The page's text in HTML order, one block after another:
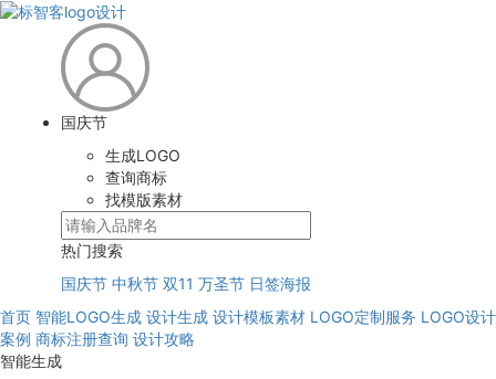
国庆节
生成LOGO
查询商标
找模版素材
热门搜索
国庆节 中秋节 双11 万圣节 日签海报
首页 智能LOGO生成 设计生成 设计模板素材 LOGO定制服务 LOGO设计
案例 商标注册查询 设计攻略
智能生成